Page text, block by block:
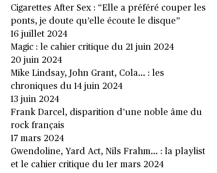
Cigarettes After Sex : “Elle a préféré couper les
ponts, je doute qu’elle écoute le disque”
16 juillet 2024
Magic : le cahier critique du 21 juin 2024
20 juin 2024
Mike Lindsay, John Grant, Cola… : les
chroniques du 14 juin 2024
13 juin 2024
Frank Darcel, disparition d’une noble âme du
rock français
17 mars 2024
Gwendoline, Yard Act, Nils Frahm… : la playlist
et le cahier critique du 1er mars 2024